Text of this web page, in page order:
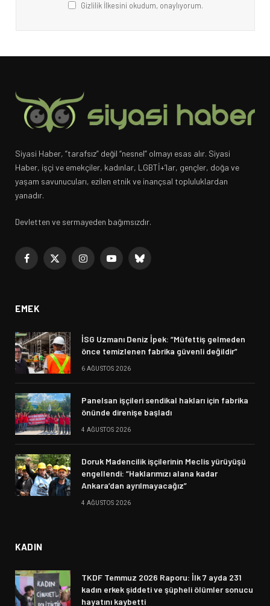
Gizlilik İlkesini okudum, onaylıyorum.
Siyasi Haber, “tarafsız” değil “nesnel” olmayı esas alır. Siyasi
Haber, işçi ve emekçiler, kadınlar, LGBTİ+’lar, gençler, doğa ve
yaşam savunucuları, ezilen etnik ve inançsal topluluklardan
yanadır.
Devletten ve sermayeden bağımsızdır.
Facebook
X
InstagramYouTubeBluesky
EMEK
İSG Uzmanı Deniz İpek: “Müfettiş gelmeden
önce temizlenen fabrika güvenli değildir”
6 AĞUSTOS 2026
Panelsan işçileri sendikal hakları için fabrika
önünde direnişe başladı
4 AĞUSTOS 2026
Doruk Madencilik işçilerinin Meclis yürüyüşü
engellendi: “Haklarımızı alana kadar
Ankara’dan ayrılmayacağız”
4 AĞUSTOS 2026
KADIN
TKDF Temmuz 2026 Raporu: İlk 7 ayda 231
kadın erkek şiddeti ve şüpheli ölümler sonucu
hayatını kaybetti